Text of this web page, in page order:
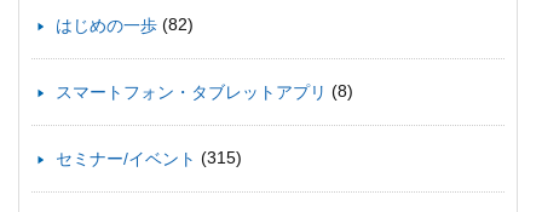
はじめの一歩 (82)
スマートフォン・タブレットアプリ (8)
セミナー/イベント (315)